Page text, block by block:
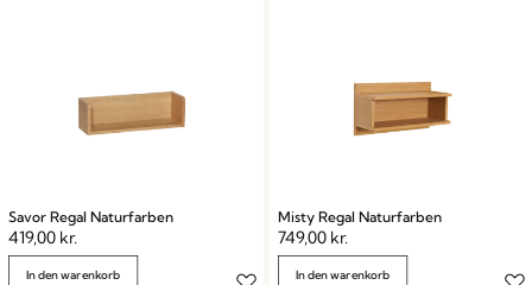
Savor Regal Naturfarben
419,00 kr.
In den warenkorb
Misty Regal Naturfarben
749,00 kr.
In den warenkorb